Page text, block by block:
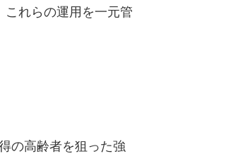
れらの運用を一元管
の高齢者を狙った強